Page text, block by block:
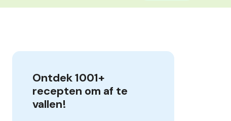
Ontdek 1001+
recepten om af te
vallen!